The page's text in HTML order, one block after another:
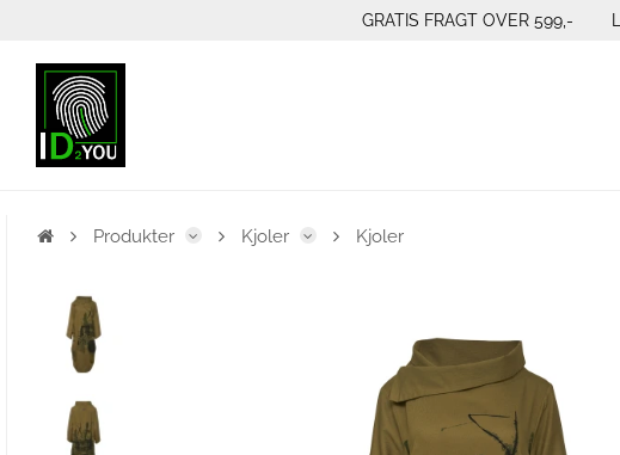
GRATIS FRAGT OVER 599,-
Produkter Kjoler Kjoler